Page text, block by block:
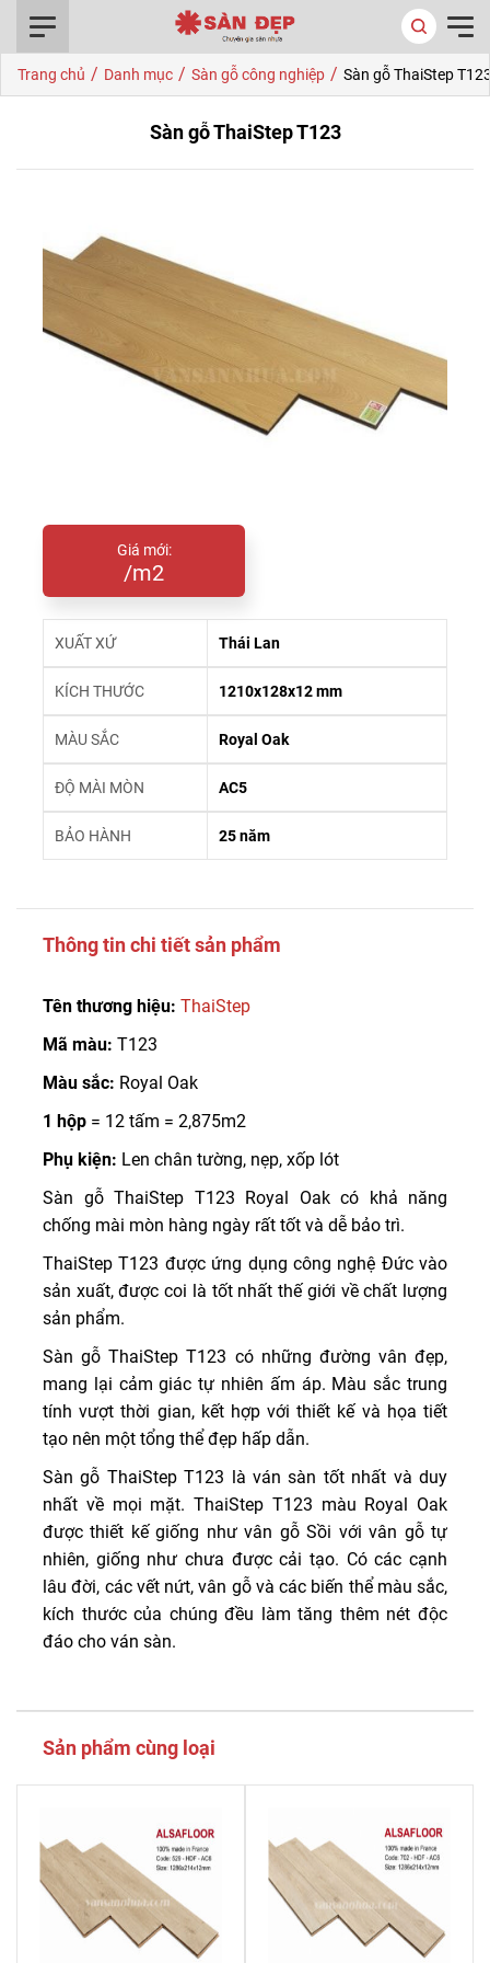
Trang chủ / Danh mục / Sàn gỗ công nghiệp / Sàn gỗ ThaiStep
Sàn gỗ ThaiStep T123
Giá mới:
/m2
XUẤT XỨ Thái Lan
KÍCH THƯỚC 1210x128x12 mm
MÀU SẮC Royal Oak
ĐỘ MÀI MÒN AC5
BẢO HÀNH 25 năm
Thông tin chi tiết sản phẩm
Tên thương hiệu: ThaiStep
Mã màu: T123
Màu sắc: Royal Oak
1 hộp = 12 tấm = 2,875m2
Phụ kiện: Len chân tường, nẹp, xốp lót
Sàn gỗ ThaiStep T123 Royal Oak có khả năng
chống mài mòn hàng ngày rất tốt và dễ bảo trì.
ThaiStep T123 được ứng dụng công nghệ Đức vào
sản xuất, được coi là tốt nhất thế giới về chất lượng
sản phẩm.
Sàn gỗ ThaiStep T123 có những đường vân đẹp,
mang lại cảm giác tự nhiên ấm áp. Màu sắc trung
tính vượt thời gian, kết hợp với thiết kế và họa tiết
tạo nên một tổng thể đẹp hấp dẫn.
Sàn gỗ ThaiStep T123 là ván sàn tốt nhất và duy
nhất về mọi mặt. ThaiStep T123 màu Royal Oak
được thiết kế giống như vân gỗ Sồi với vân gỗ tự
nhiên, giống như chưa được cải tạo. Có các cạnh
lâu đời, các vết nứt, vân gỗ và các biến thể màu sắc,
kích thước của chúng đều làm tăng thêm nét độc
đáo cho ván sàn.
Sản phẩm cùng loại